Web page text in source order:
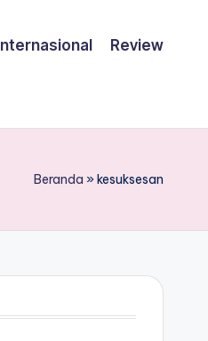
Internasional Review
Beranda »kesuksesan